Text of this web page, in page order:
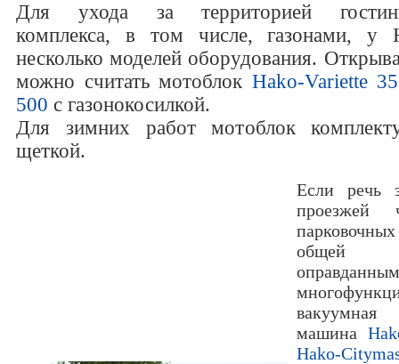
Для ухода за территорией
комплекса, в том числе, газонами, у
несколько моделей оборудования.
можно считать мотоблок Hako-Variette
500 c газонокосилкой.
Для зимних работ мотоблок
щеткой.
Если речь
проезжей
общей
машина
Hako-